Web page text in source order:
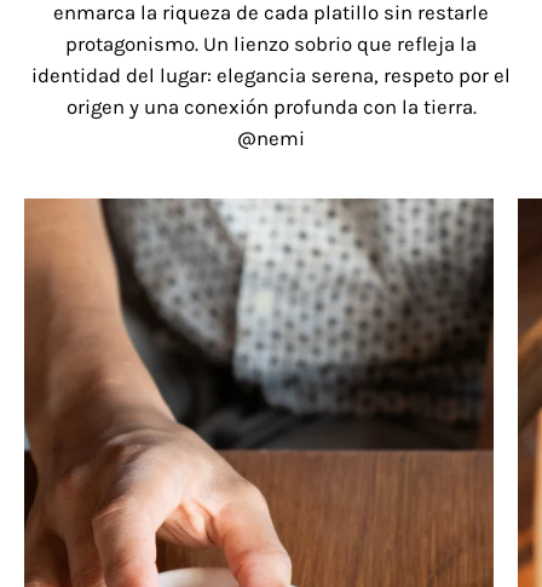
enmarca la riqueza de cada platillo sin restarle
protagonismo. Un lienzo sobrio que refleja la
identidad del lugar: elegancia serena, respeto por el
origen y una conexión profunda con la tierra.
@nemi